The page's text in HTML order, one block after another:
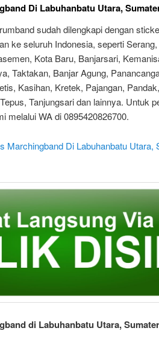
Di Labuhanbatu Utara,
sudah dilengkapi dengan
ke seluruh Indonesia, seperti
Kota Baru, Banjarsari,
Taktakan, Banjar Agung,
Kasihan, Kretek, Pajangan,
Tanjungsari dan lainnya. Untuk
melalui WA di 0895420826700.
Marchingband Di Labuhanbatu Utara,
di Labuhanbatu Utara,